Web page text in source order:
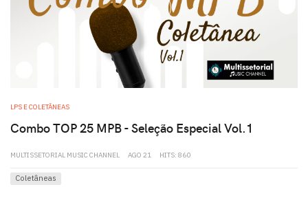
play
LPS E COLETÂNEAS
Combo TOP 25 MPB - Seleção Especial Vol.1
MULTISSETORIAL MUSIC CHANNEL AGO 21 HITS: 860
Coletâneas